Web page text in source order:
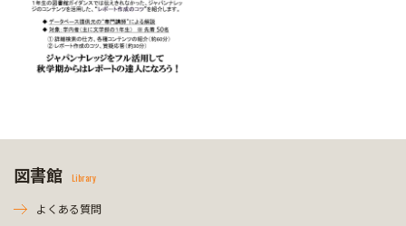
図書館 Library
よくある質問